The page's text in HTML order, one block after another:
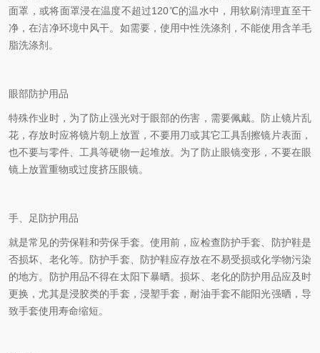
面罩，或将面罩浸在温度不超过120℃的温水中，用软刷清理直至干
净，在洁净环境中风干。如需要，使用中性洗涤剂，不能使用含羊毛
脂洗涤剂。
眼部防护用品
特殊作业时，为了防止强光对于眼部的伤害，需要佩戴。防止镜片乱
花，存放时应将镜片朝上放置，不要用刀或其它工具刮擦镜片表面，
也不要与零件、工具等硬物一起堆放。为了防止眼镜变形，不要在眼
镜上放置重物或过度挤压眼镜。
手、足防护用品
就是常见的劳保鞋和劳保手套。使用前，应检查防护手套、防护鞋是
否损坏、老化等。防护手套、防护鞋应存放在不易受损或化学物污染
的地方。防护用品不得在太阳下暴晒。损坏、老化的防护用品应及时
更换，尤其是浸胶类的手套，浸塑手套，耐油手套不能阳光强晒，导
致手套使用寿命缩短。